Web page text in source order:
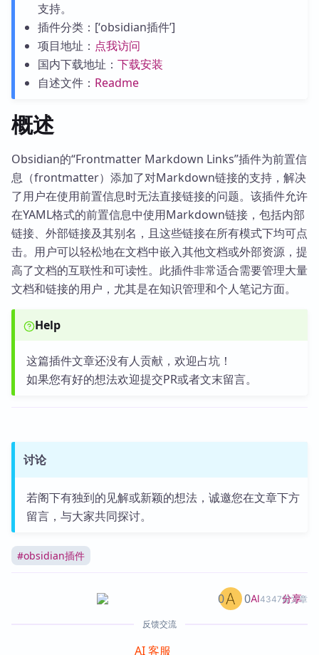
支持。
插件分类：[‘obsidian插件’]
项目地址： 点我访问
国内下载地址： 下载安装
自述文件： Readme
概述
Obsidian的“Frontmatter Markdown Links”插件为前置信
息（frontmatter）添加了对Markdown链接的支持，解决
了用户在使用前置信息时无法直接链接的问题。该插件允许
在YAML格式的前置信息中使用Markdown链接，包括内部
链接、外部链接及其别名，且这些链接在所有模式下均可点
击。用户可以轻松地在文档中嵌入其他文档或外部资源，提
高了文档的互联性和可读性。此插件非常适合需要管理大量
文档和链接的用户，尤其是在知识管理和个人笔记方面。
Help
这篇插件文章还没有人贡献，欢迎占坑！
如果您有好的想法欢迎提交PR或者文末留言。
讨论
若阁下有独到的见解或新颖的想法，诚邀您在文章下方
留言，与大家共同探讨。
#obsidian插件
AI4347篇文章
0 0 分享
反馈交流
AI 客服